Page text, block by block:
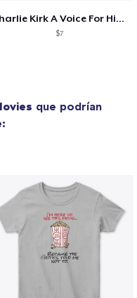
Charlie Kirk A Voice For His Generation
$7
que podrían